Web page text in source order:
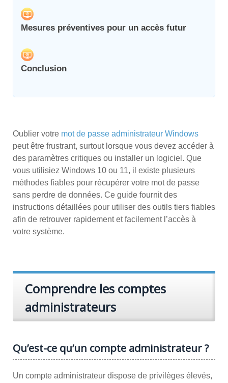
Mesures préventives pour un accès futur
Conclusion
Oublier votre mot de passe administrateur Windows
peut être frustrant, surtout lorsque vous devez accéder à
des paramètres critiques ou installer un logiciel. Que
vous utilisiez Windows 10 ou 11, il existe plusieurs
méthodes fiables pour récupérer votre mot de passe
sans perdre de données. Ce guide fournit des
instructions détaillées pour utiliser des outils tiers fiables
afin de retrouver rapidement et facilement l’accès à
votre système.
Comprendre les comptes
administrateurs
Qu’est-ce qu’un compte administrateur ?
Un compte administrateur dispose de privilèges élevés,